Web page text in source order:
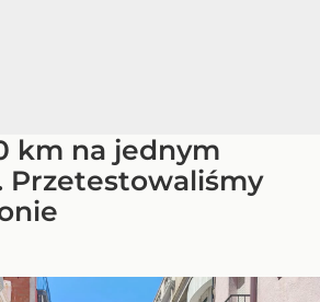
km na jednym
Przetestowaliśmy